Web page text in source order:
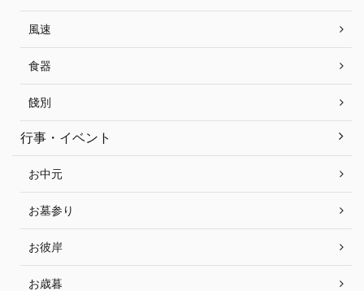
風速
食器
餞別
行事・イベント
お中元
お墓参り
お彼岸
お歳暮